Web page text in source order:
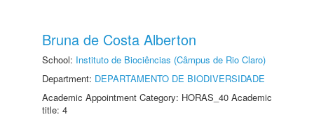
Bruna de Costa Alberton
School: Instituto de Biociências (Câmpus de Rio Claro)
Department: DEPARTAMENTO DE BIODIVERSIDADE
Academic Appointment Category: HORAS_40 Academic
title: 4